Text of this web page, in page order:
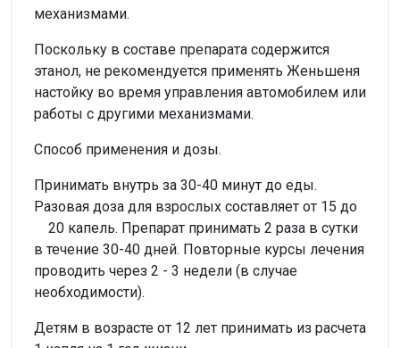
механизмами.
Поскольку в составе препарата содержится
этанол, не рекомендуется применять Женьшеня
настойку во время управления автомобилем или
работы с другими механизмами.
Способ применения и дозы.
Принимать внутрь за 30-40 минут до еды.
Разовая доза для взрослых составляет от 15 до
20 капель. Препарат принимать 2 раза в сутки
в течение 30-40 дней. Повторные курсы лечения
проводить через 2 - 3 недели (в случае
необходимости).
Детям в возрасте от 12 лет принимать из расчета